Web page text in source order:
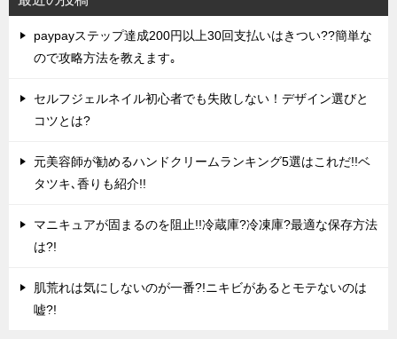
paypayステップ達成200円以上30回支払いはきつい??簡単な
ので攻略方法を教えます｡
セルフジェルネイル初心者でも失敗しない！デザイン選びと
コツとは?
元美容師が勧めるハンドクリームランキング5選はこれだ!!ベ
タツキ､香りも紹介!!
マニキュアが固まるのを阻止!!冷蔵庫?冷凍庫?最適な保存方法
は?!
肌荒れは気にしないのが一番?!ニキビがあるとモテないのは
嘘?!